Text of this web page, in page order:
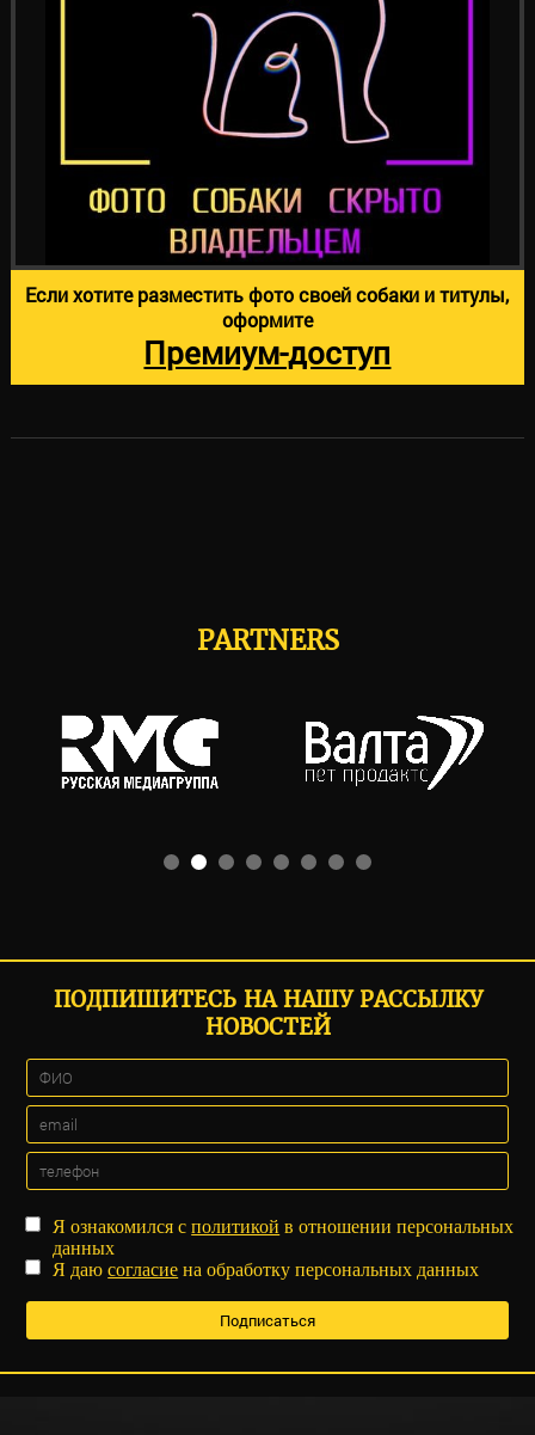
Если хотите разместить фото своей собаки и титулы,
оформите
Премиум-доступ
PARTNERS
ПОДПИШИТЕСЬ НА НАШУ РАССЫЛКУ
НОВОСТЕЙ
Я ознакомился сполитикой в отношении персональных
данных
Я даюсогласие на обработку персональных данных